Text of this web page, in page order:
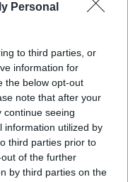
Personal
to third parties, or
information for
the below opt-out
note that after your
continue seeing
information utilized by
third parties prior to
of the further
by third parties on the
όταν ένας...
λουόμενους -